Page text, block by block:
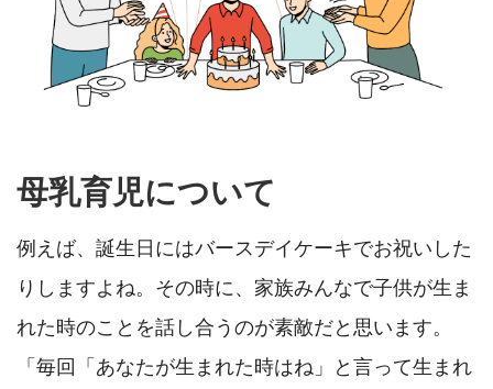
母乳育児について
例えば、誕生日にはバースデイケーキでお祝いした
りしますよね。その時に、家族みんなで子供が生ま
れた時のことを話し合うのが素敵だと思います。
「毎回「あなたが生まれた時はね」と言って生まれ